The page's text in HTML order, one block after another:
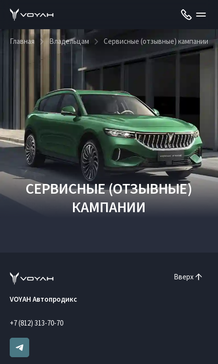
Главная Владельцам Сервисные (отзывные) кампании
СЕРВИСНЫЕ (ОТЗЫВНЫЕ)
КАМПАНИИ
Вверх
VOYAH Автопродикс
+7 (812) 313-70-70